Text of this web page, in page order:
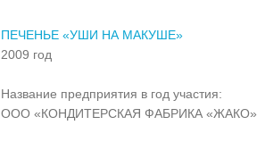
ПЕЧЕНЬЕ «УШИ НА МАКУШЕ»
2009 год
Название предприятия в год участия:
ООО «КОНДИТЕРСКАЯ ФАБРИКА «ЖАКО»